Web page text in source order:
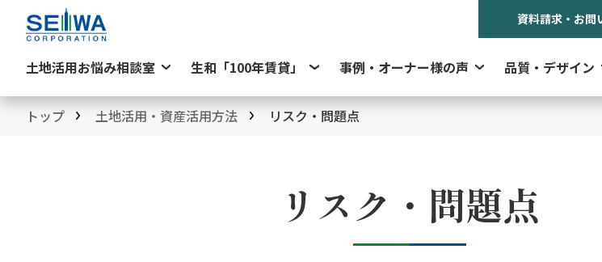
資料請求・お問
土地活用お悩み相談室 生和「100年賃貸」 事例・オーナー様の声 品質・デザイン
トップ 土地活用・資産活用方法 リスク・問題点
リスク・問題点